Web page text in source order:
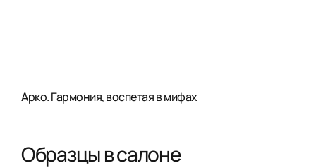
Арко. Гармония, воспетая в мифах
Образцы в салоне